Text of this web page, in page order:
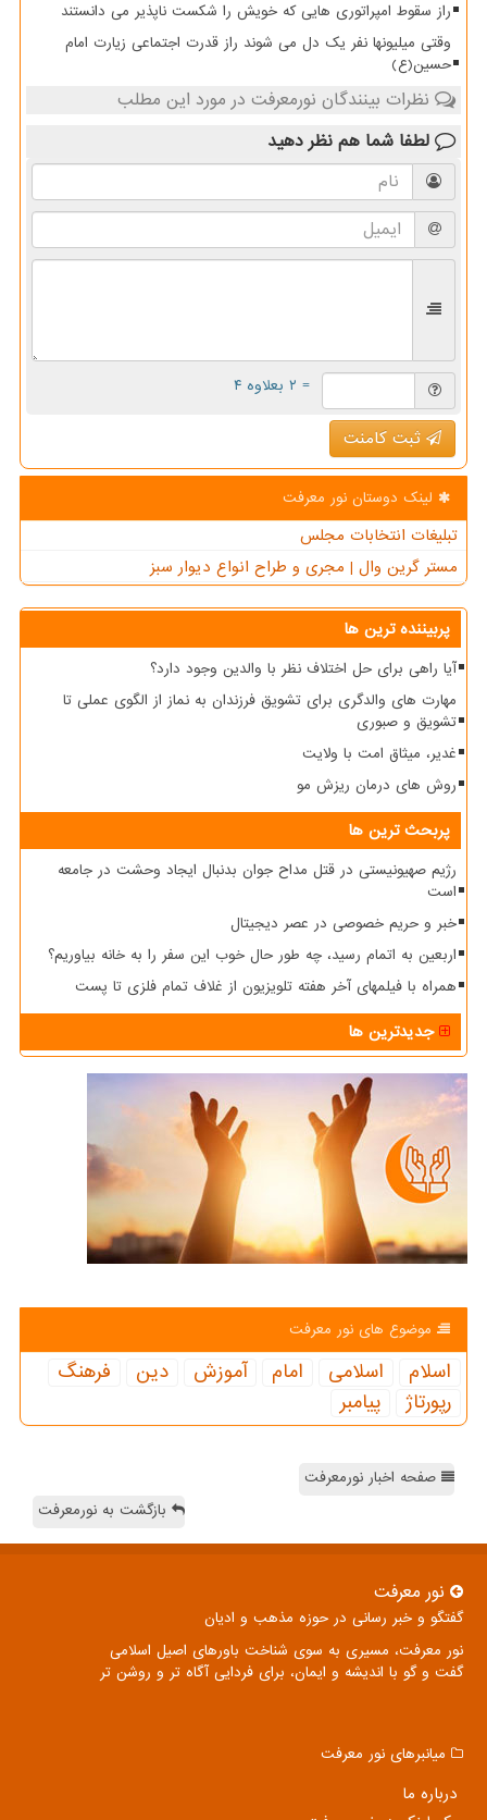
راز سقوط امپراتوری هایی که خویش را شکست ناپذیر می دانستند
وقتی میلیونها نفر یک دل می شوند راز قدرت اجتماعی زیارت امام
حسین(ع)
نظرات بینندگان نورمعرفت در مورد این مطلب
لطفا شما هم نظر دهید
= ۲ بعلاوه ۴
ثبت کامنت
لینک دوستان نور معرفت
تبلیغات انتخابات مجلس
مستر گرین وال | مجری و طراح انواع دیوار سبز
پربیننده ترین ها
آیا راهی برای حل اختلاف نظر با والدین وجود دارد؟
مهارت های والدگری برای تشویق فرزندان به نماز از الگوی عملی تا
تشویق و صبوری
غدیر، میثاق امت با ولایت
روش های درمان ریزش مو
پربحث ترین ها
رژیم صهیونیستی در قتل مداح جوان بدنبال ایجاد وحشت در جامعه
است
خبر و حریم خصوصی در عصر دیجیتال
اربعین به اتمام رسید، چه طور حال خوب این سفر را به خانه بیاوریم؟
همراه با فیلمهای آخر هفته تلویزیون از غلاف تمام فلزی تا پست
جدیدترین ها
موضوع های نور معرفت
اسلام اسلامی امام آموزش دین
فرهنگ
رپورتاژ
پیامبر
صفحه اخبار نورمعرفت
بازگشت به نورمعرفت
نور معرفت
گفتگو و خبر رسانی در حوزه مذهب و ادیان
نور معرفت، مسیری به سوی شناخت باورهای اصیل اسلامی
گفت و گو با اندیشه و ایمان، برای فردایی آگاه تر و روشن تر
میانبرهای نور معرفت
درباره ما